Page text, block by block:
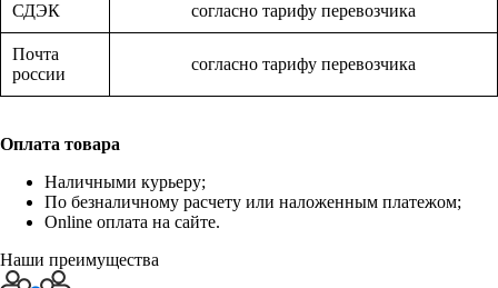
СДЭК согласно тарифу перевозчика
Почта
россии
согласно тарифу перевозчика
Оплата товара
Наличными курьеру;
По безналичному расчету или наложенным платежом;
Online оплата на сайте.
Наши преимущества